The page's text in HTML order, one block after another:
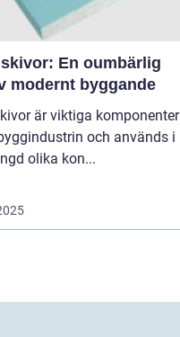
En oumbärlig
modernt byggande
är viktiga komponenter
och används i
olika kon...